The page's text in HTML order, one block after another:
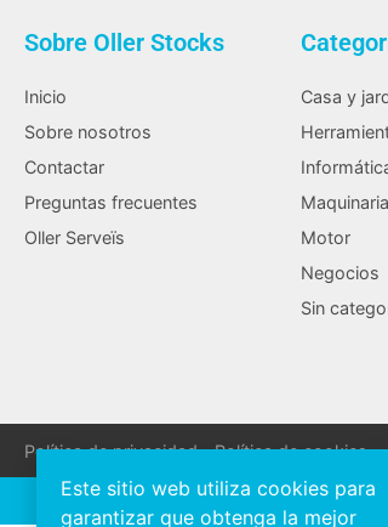
Sobre Oller Stocks
Inicio
Sobre nosotros
Contactar
Preguntas frecuentes
Oller Serveïs
Casa y
Maquinaria
Motor
Negocios
Sin
Política de privacidad Política de cookies
Este sitio web utiliza cookies para
garantizar que obtenga la mejor